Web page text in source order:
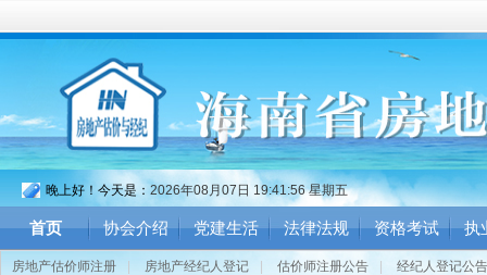
晚上好！今天是： 2026年08月07日 19:41:57 星期五
首页 协会介绍 党建生活 法律法规 资格考试 执
房地产估价师注册 房地产经纪人登记 估价师注册公告 经纪人登记公告